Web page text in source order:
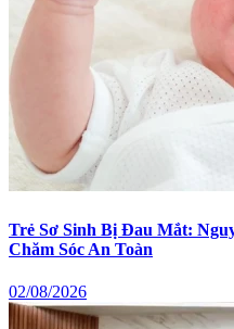
Trẻ Sơ Sinh Bị Đau Mắt:
Chăm Sóc An Toàn
02/08/2026